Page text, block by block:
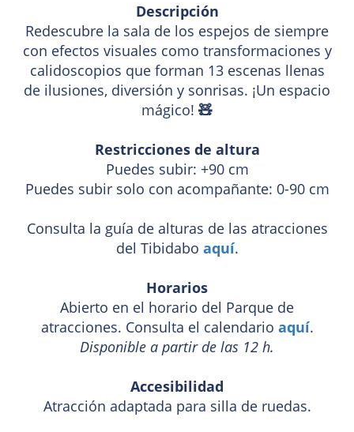
Descripción
Redescubre la sala de los espejos de siempre
con efectos visuales como transformaciones y
calidoscopios que forman 13 escenas llenas
de ilusiones, diversión y sonrisas. ¡Un espacio
mágico! 🧸
Restricciones de altura
Puedes subir: +90 cm
Puedes subir solo con acompañante: 0-90 cm
Consulta la guía de alturas de las atracciones
del Tibidabo aquí.
Horarios
Abierto en el horario del Parque de
atracciones. Consulta el calendario aquí.
Disponible a partir de las 12 h.
Accesibilidad
Atracción adaptada para silla de ruedas.